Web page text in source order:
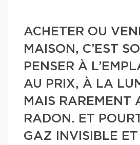
ACHETER OU
MAISON, C’EST
PENSER À
AU PRIX, À LA
MAIS RAREMENT
RADON. ET
GAZ INVISIBLE